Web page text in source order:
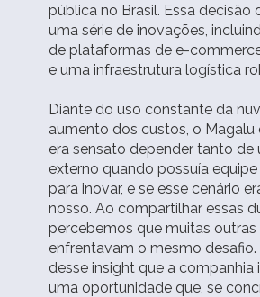
pública no Brasil. Essa decisão
uma série de inovações,
de plataformas de e-
e uma infraestrutura logística
Diante do uso constante da
aumento dos custos, o Magalu
era sensato depender tanto de
externo quando possuía
para inovar, e se esse cenário
nosso. Ao compartilhar essas
percebemos que muitas outras
enfrentavam o mesmo desafio.
desse insight que a companhia
uma oportunidade que, se